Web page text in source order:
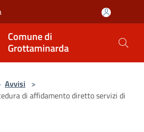
Comune di
Grottaminarda
Avvisi >
di affidamento diretto servizi di